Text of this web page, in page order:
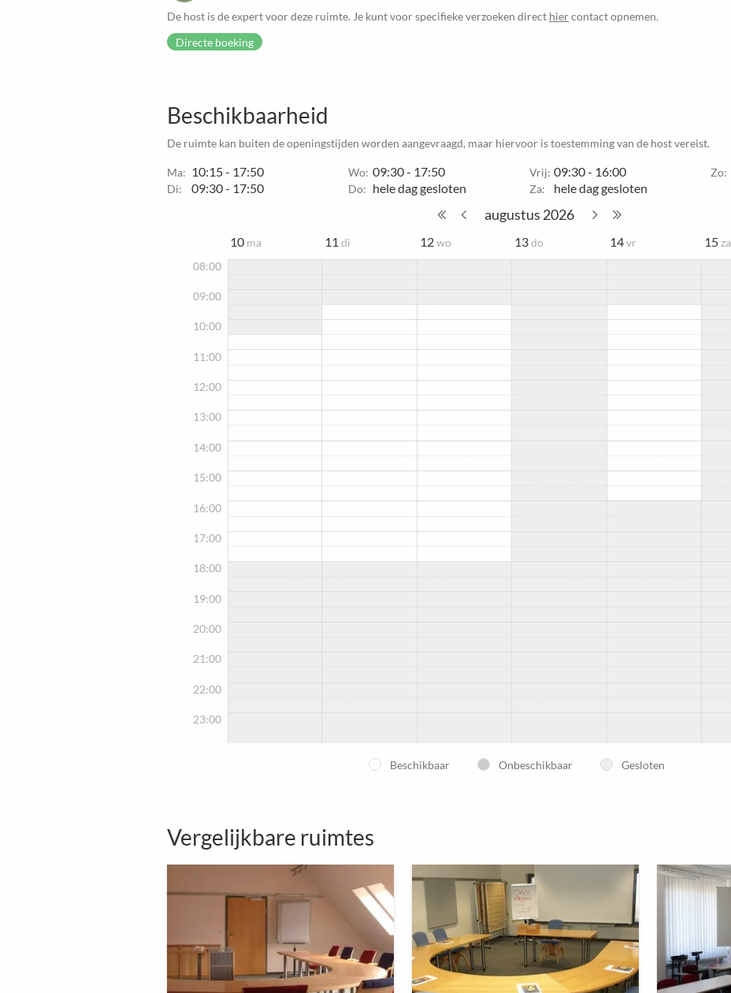
De host is de expert voor deze ruimte. Je kunt voor specifieke verzoeken direct hiercontact opnemen.
Directe boeking
Beschikbaarheid
De ruimte kan buiten de openingstijden worden aangevraagd, maar hiervoor is toestemming van de host vereist.
Ma: 10:15 - 17:50
Di: 09:30 - 17:50
Wo: 09:30 - 17:50
Do: hele dag gesloten
Vrij: 09:30 - 16:00
Za: hele dag gesloten
Zo:
augustus 2026
10 ma 11di 12wo 13do 14vr 15za
08:00
09:00
10:00
11:00
12:00
13:00
14:00
15:00
16:00
17:00
18:00
19:00
20:00
21:00
22:00
23:00
Beschikbaar Onbeschikbaar Gesloten
Vergelijkbare ruimtes